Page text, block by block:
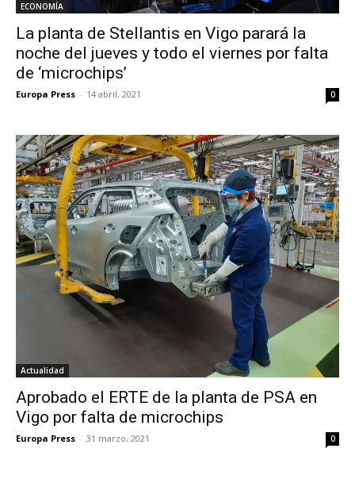
ECONOMÍA
La planta de Stellantis en Vigo parará la
noche del jueves y todo el viernes por falta
de ‘microchips’
Europa Press - 14 abril, 2021 0
Actualidad
Aprobado el ERTE de la planta de PSA en
Vigo por falta de microchips
Europa Press - 31 marzo, 2021 0